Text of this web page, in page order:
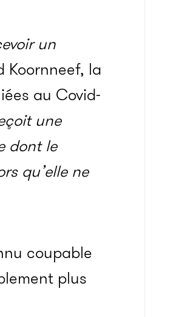
un
Koornneef, la
au Covid-
une
dont le
qu’elle ne
coupable
plus